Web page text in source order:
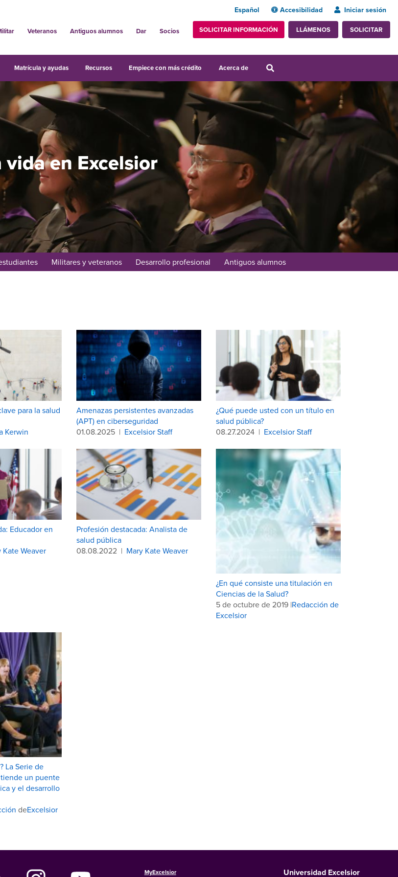
Español Accesibilidad Iniciar sesión
Veteranos Antiguos alumnos Dar Socios SOLICITAR INFORMACIÓN LLÁMENOS SOLICITAR
Matrícula y ayudas Recursos Empiece con más crédito Acerca de
vida en Excelsior
Militares y veteranos Desarrollo profesional Antiguos alumnos
para la salud
Kerwin
Amenazas persistentes avanzadas
(APT) en ciberseguridad
01.08.2025 | Excelsior Staff
¿Qué puede usted con un título en
salud pública?
08.27.2024 | Excelsior Staff
Educador en
Kate Weaver
Profesión destacada: Analista de
salud pública
08.08.2022 | Mary Kate Weaver
¿En qué consiste una titulación en
Ciencias de la Salud?
5 de octubre de 2019 |Redacción de
Excelsior
La Serie de
un puente
y el desarrollo
deExcelsior
MyExcelsior
Universidad Excelsior